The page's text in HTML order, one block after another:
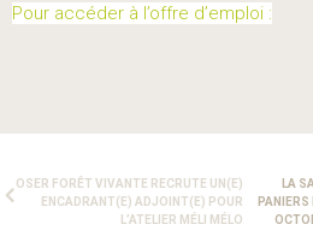
Pour accéder à l’offre d’emploi :
OSER FORÊT VIVANTE RECRUTE UN(E)
ENCADRANT(E) ADJOINT(E) POUR
L’ATELIER MÉLI MÉLO
LA
PANIERS